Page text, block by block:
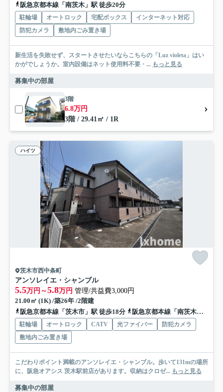
阪急京都本線「南茨木」駅 徒歩20分
駐輪場 オートロック 宅配ボックス
インターネット対応
防犯カメラ
敷地内ごみ置き場
新生活を失敗せず、スタートさせたいならこちらの「Luz violeta」はい
かがでしょうか。室内設備はネット使用料不要・... もっと見る
募集中の部屋
3階
6.8万円
3階 / 29.41㎡ / 1R
ハイツ
茨木市西中条町
アンソレイエ・シャンブル
5.5万円～5.8万円 管理/共益費3,000円
21.00㎡ (1K) /築26年 /2階建
阪急京都本線「茨木市」駅 徒歩18分
阪急京都本線「南茨木」駅 徒歩20分
駐輪場 オートロック CATV 光ファイバー
防犯カメラ
敷地内ごみ置き場
こだわりポイント満載のアンソレイエ・シャンブル。歩いて131mの場所
に、阪急オアシス 茨木駅前店があります。収納はクロゼ... もっと見る
募集中の部屋